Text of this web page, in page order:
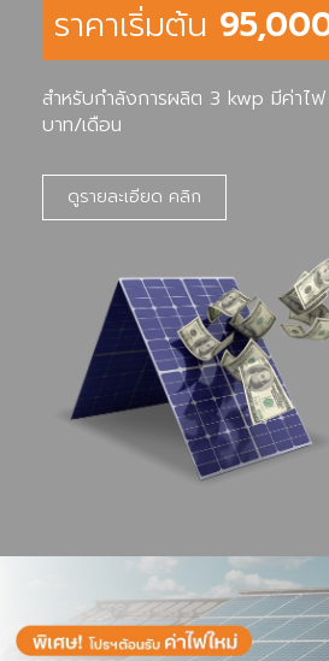
ราคาเริ่มต้น
สำหรับกำลังการผลิต 3 kwp มีค่า
บาท/เดือน
ดูรายละเอียด คลิก